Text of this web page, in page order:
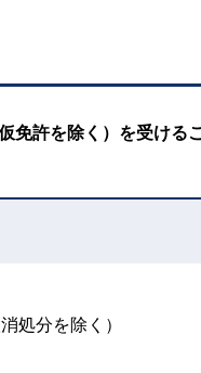
許を除く）を受ける
処分を除く）